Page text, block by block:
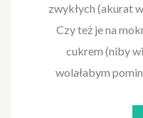
zwykłych (akurat
Czy też je na
cukrem (niby
wolałabym